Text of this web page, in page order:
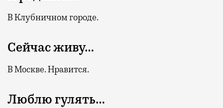
В Клубничном городе.
Сейчас живу…
В Москве. Нравится.
Люблю гулять…